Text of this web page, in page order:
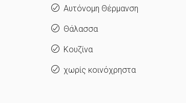
Αυτόνομη Θέρμανση
Θάλασσα
Κουζίνα
χωρίς κοινόχρηστα